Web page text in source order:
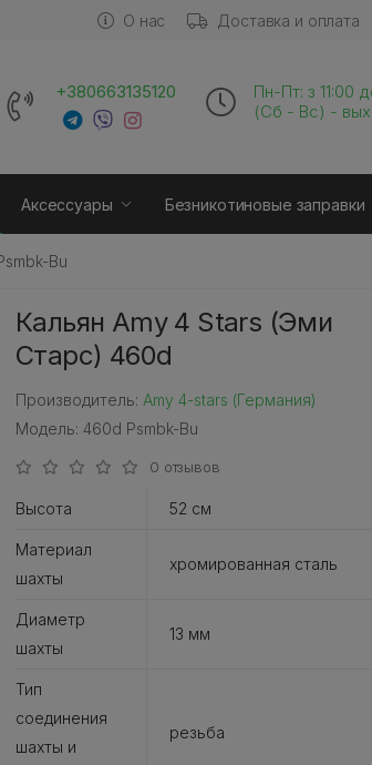
О нас Доставка и оплата
+380663135120
Пн-Пт: з 11:00
(Сб - Вс) -
Аксессуары Безникотиновые заправки
Bu
Кальян Amy 4 Stars (Эми
Старс) 460d
Производитель: Amy 4-stars (Германия)
Модель: 460d Psmbk-Bu
0 отзывов
Высота 52 см
Материал
шахты
хромированная сталь
Диаметр
шахты
13 мм
Тип
соединения
шахты и
резьба